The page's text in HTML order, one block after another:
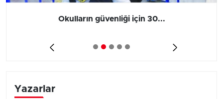
Okulların güvenliği için 30...
Yazarlar